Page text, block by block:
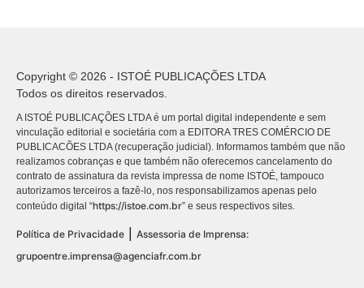
Copyright © 2026 - ISTOÉ PUBLICAÇÕES LTDA
Todos os direitos reservados.
A ISTOÉ PUBLICAÇÕES LTDA é um portal digital independente e sem
vinculação editorial e societária com a EDITORA TRES COMÉRCIO DE
PUBLICACÕES LTDA (recuperação judicial). Informamos também que não
realizamos cobranças e que também não oferecemos cancelamento do
contrato de assinatura da revista impressa de nome ISTOÉ, tampouco
autorizamos terceiros a fazê-lo, nos responsabilizamos apenas pelo
conteúdo digital “https://istoe.com.br” e seus respectivos sites.
Política de Privacidade | Assessoria de Imprensa:
grupoentre.imprensa@agenciafr.com.br